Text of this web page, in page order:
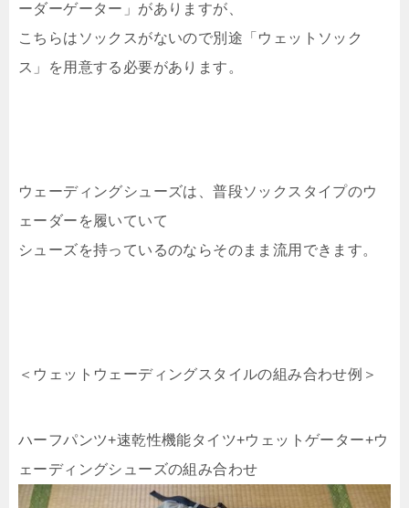
ーダーゲーター」がありますが、
こちらはソックスがないので別途「ウェットソック
ス」を用意する必要があります。
ウェーディングシューズは、普段ソックスタイプのウ
ェーダーを履いていて
シューズを持っているのならそのまま流用できます。
＜ウェットウェーディングスタイルの組み合わせ例＞
ハーフパンツ+速乾性機能タイツ+ウェットゲーター+ウ
ェーディングシューズの組み合わせ